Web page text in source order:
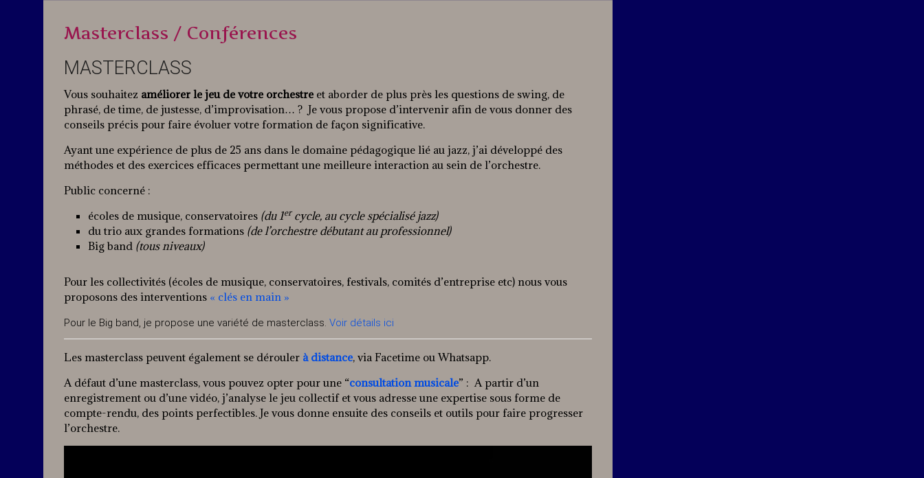
Masterclass / Conférences
MASTERCLASS
Vous souhaitez améliorer le jeu de votre orchestre et aborder de plus près les questions de swing, de
phrasé, de time, de justesse, d’improvisation… ? Je vous propose d’intervenir afin de vous donner des
conseils précis pour faire évoluer votre formation de façon significative.
Ayant une expérience de plus de 25 ans dans le domaine pédagogique lié au jazz, j’ai développé des
méthodes et des exercices efficaces permettant une meilleure interaction au sein de l’orchestre.
Public concerné :
écoles de musique, conservatoires (du 1ercycle, au cycle spécialisé jazz)
du trio aux grandes formations (de l’orchestre débutant au professionnel)
Big band (tous niveaux)
Pour les collectivités (écoles de musique, conservatoires, festivals, comités d’entreprise etc) nous vous
proposons des interventions « clés en main »
Pour le Big band, je propose une variété de masterclass. Voir détails ici
Les masterclass peuvent également se dérouler à distance, via Facetime ou Whatsapp.
A défaut d’une masterclass, vous pouvez opter pour une “consultation musicale” : A partir d’un
enregistrement ou d’une vidéo, j’analyse le jeu collectif et vous adresse une expertise sous forme de
compte-rendu, des points perfectibles. Je vous donne ensuite des conseils et outils pour faire progresser
l’orchestre.